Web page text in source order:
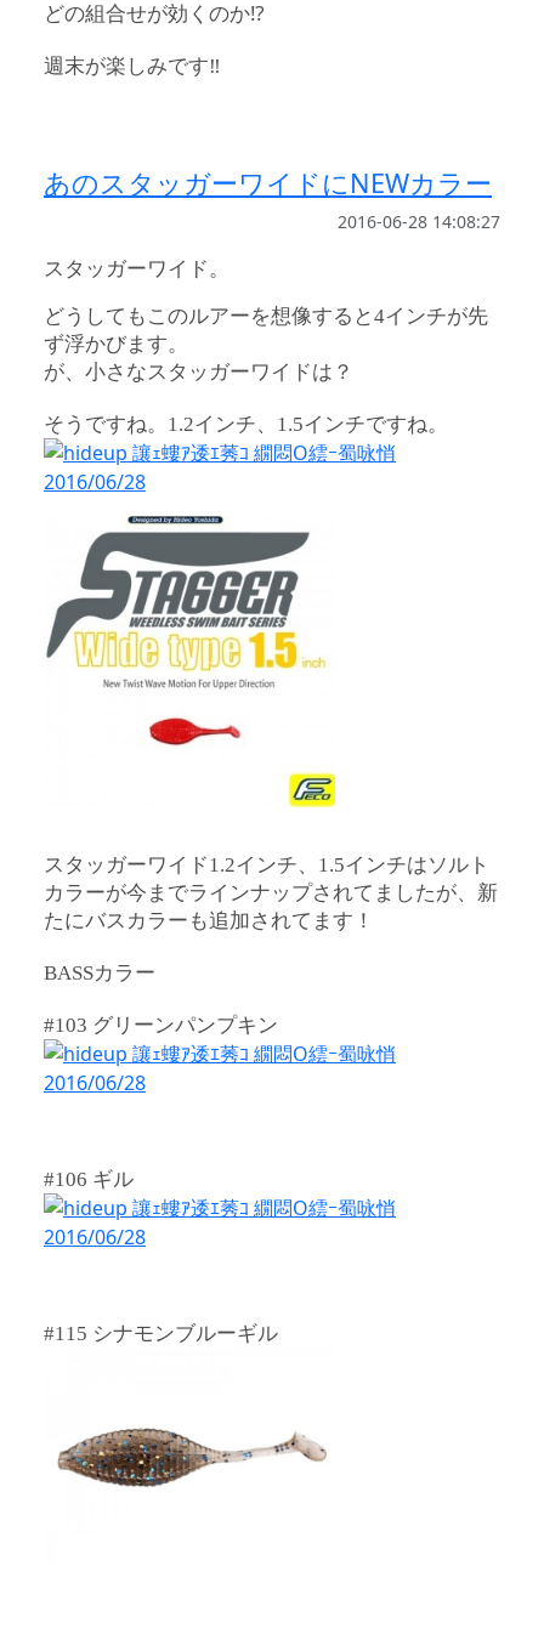
どの組合せが効くのか⁉︎
週末が楽しみです‼︎
あのスタッガーワイドにNEWカラー
2016-06-28 14:08:27
スタッガーワイド。
どうしてもこのルアーを想像すると4インチが先
ず浮かびます。
が、小さなスタッガーワイドは？
そうですね。1.2インチ、1.5インチですね。
スタッガーワイド1.2インチ、1.5インチはソルト
カラーが今までラインナップされてましたが、新
たにバスカラーも追加されてます！
BASSカラー
#103 グリーンパンプキン
#106 ギル
#115 シナモンブルーギル